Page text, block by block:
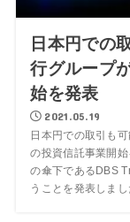
日本円での
行グループ
始を発表
2021.05.19
日本円での取引も
の投資信託事業開
の傘下であるDBS
うことを発表しまし